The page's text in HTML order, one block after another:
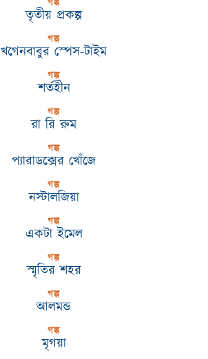
গল্প
তৃতীয় প্রকল্প
গল্প
খগেনবাবুর স্পেস-টাইম
গল্প
শর্তহীন
গল্প
রা রি রুম
গল্প
প্যারাডক্সের খোঁজে
গল্প
নস্টালজিয়া
গল্প
একটা ইমেল
গল্প
স্মৃতির শহর
গল্প
আলমন্ড
গল্প
মৃগয়া